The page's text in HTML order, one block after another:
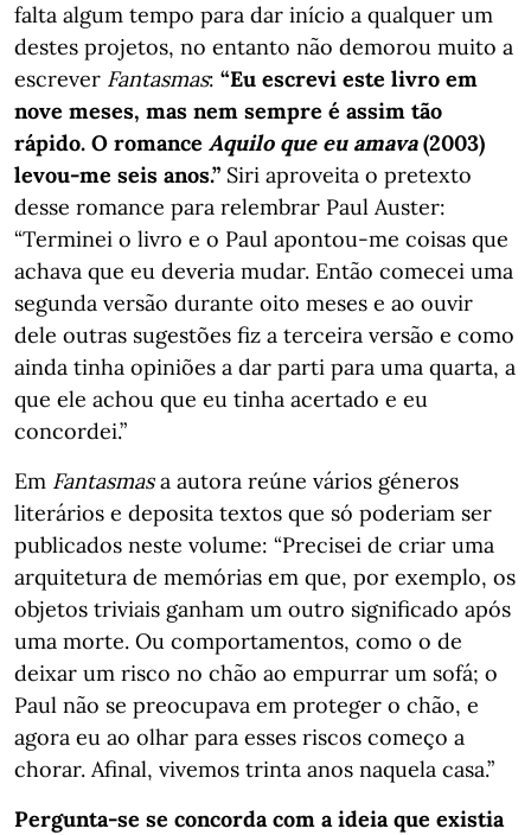
falta algum tempo para dar início a qualquer um
destes projetos, no entanto não demorou muito a
escrever Fantasmas: “Eu escrevi este livro em
nove meses, mas nem sempre é assim tão
rápido. O romance Aquilo que eu amava(2003)
levou-me seis anos.” Siri aproveita o pretexto
desse romance para relembrar Paul Auster:
“Terminei o livro e o Paul apontou-me coisas que
achava que eu deveria mudar. Então comecei uma
segunda versão durante oito meses e ao ouvir
dele outras sugestões fiz a terceira versão e como
ainda tinha opiniões a dar parti para uma quarta, a
que ele achou que eu tinha acertado e eu
concordei.”
Em Fantasmasa autora reúne vários géneros
literários e deposita textos que só poderiam ser
publicados neste volume: “Precisei de criar uma
arquitetura de memórias em que, por exemplo, os
objetos triviais ganham um outro significado após
uma morte. Ou comportamentos, como o de
deixar um risco no chão ao empurrar um sofá; o
Paul não se preocupava em proteger o chão, e
agora eu ao olhar para esses riscos começo a
chorar. Afinal, vivemos trinta anos naquela casa.”
Pergunta-se se concorda com a ideia que existia